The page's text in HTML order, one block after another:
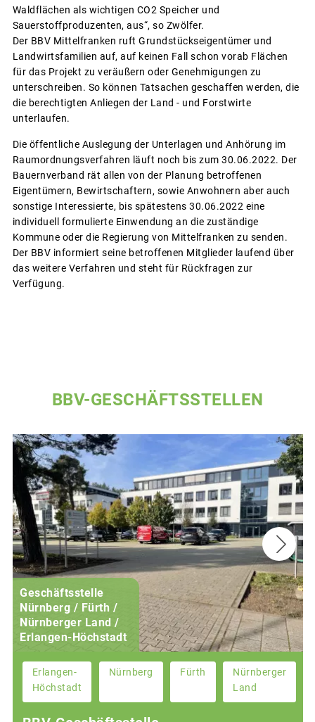
Waldflächen als wichtigen CO2 Speicher und
Sauerstoffproduzenten, aus“, so Zwölfer.
Der BBV Mittelfranken ruft Grundstückseigentümer und
Landwirtsfamilien auf, auf keinen Fall schon vorab Flächen
für das Projekt zu veräußern oder Genehmigungen zu
unterschreiben. So können Tatsachen geschaffen werden, die
die berechtigten Anliegen der Land - und Forstwirte
unterlaufen.
Die öffentliche Auslegung der Unterlagen und Anhörung im
Raumordnungsverfahren läuft noch bis zum 30.06.2022. Der
Bauernverband rät allen von der Planung betroffenen
Eigentümern, Bewirtschaftern, sowie Anwohnern aber auch
sonstige Interessierte, bis spätestens 30.06.2022 eine
individuell formulierte Einwendung an die zuständige
Kommune oder die Regierung von Mittelfranken zu senden.
Der BBV informiert seine betroffenen Mitglieder laufend über
das weitere Verfahren und steht für Rückfragen zur
Verfügung.
BBV-GESCHÄFTSSTELLEN
Geschäftsstelle
Nürnberg / Fürth /
Nürnberger Land /
Erlangen-Höchstadt
Erlangen-
Höchstadt
Nürnberg Fürth
Nürnberger
Land